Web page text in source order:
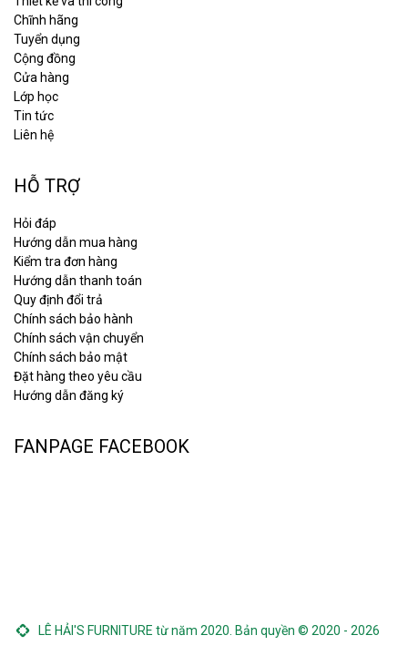
Chĩnh hãng
Tuyển dụng
Cộng đồng
Cửa hàng
Lớp học
Tin tức
Liên hệ
HỖ TRỢ
Hỏi đáp
Hướng dẫn mua hàng
Kiểm tra đơn hàng
Hướng dẫn thanh toán
Quy định đổi trả
Chính sách bảo hành
Chính sách vận chuyển
Chính sách bảo mật
Đặt hàng theo yêu cầu
Hướng dẫn đăng ký
FANPAGE FACEBOOK
LÊ HẢI'S FURNITURE từ năm 2020. Bản quyền © 2020 - 2026